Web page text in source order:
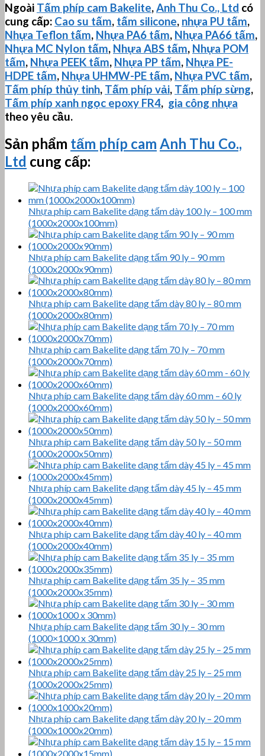
Ngoài Tấm phíp cam Bakelite,Anh Thu Co., Ltd có
cung cấp: Cao su tấm, tấm silicone, nhựa PU tấm,
Nhựa Teflon tấm, Nhựa PA6 tấm, Nhựa PA66 tấm,
Nhựa MC Nylon tấm, Nhựa ABS tấm, Nhựa POM
tấm, Nhựa PEEK tấm, Nhựa PP tấm, Nhựa PE-
HDPE tấm, Nhựa UHMW-PE tấm, Nhựa PVC tấm,
Tấm phíp thủy tinh, Tấm phíp vải, Tấm phíp sừng,
Tấm phíp xanh ngọc epoxy FR4, gia công nhựa
theo yêu cầu.
Sản phẩm tấm phíp cam Anh Thu Co.,
Ltd cung cấp:
Nhựa phíp cam Bakelite dạng tấm dày 100 ly – 100 mm
(1000x2000x100mm)
Nhựa phíp cam Bakelite dạng tấm 90 ly – 90 mm
(1000x2000x90mm)
Nhựa phíp cam Bakelite dạng tấm dày 80 ly – 80 mm
(1000x2000x80mm)
Nhựa phíp cam Bakelite dạng tấm 70 ly – 70 mm
(1000x2000x70mm)
Nhựa phíp cam Bakelite dạng tấm dày 60 mm – 60 ly
(1000x2000x60mm)
Nhựa phíp cam Bakelite dạng tấm dày 50 ly – 50 mm
(1000x2000x50mm)
Nhựa phíp cam Bakelite dạng tấm dày 45 ly – 45 mm
(1000x2000x45mm)
Nhựa phíp cam Bakelite dạng tấm dày 40 ly – 40 mm
(1000x2000x40mm)
Nhựa phíp cam Bakelite dạng tấm 35 ly – 35 mm
(1000x2000x35mm)
Nhựa phíp cam Bakelite dạng tấm 30 ly – 30 mm
(1000×1000 x 30mm)
Nhựa phíp cam Bakelite dạng tấm dày 25 ly – 25 mm
(1000x2000x25mm)
Nhựa phíp cam Bakelite dạng tấm dày 20 ly – 20 mm
(1000x1000x20mm)